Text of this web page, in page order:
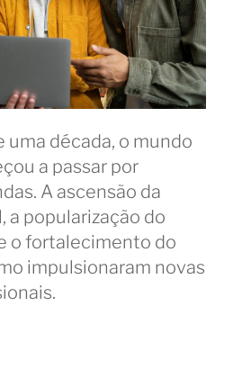
uma década, o mundo
a passar por
A ascensão da
popularização do
o fortalecimento do
impulsionaram novas